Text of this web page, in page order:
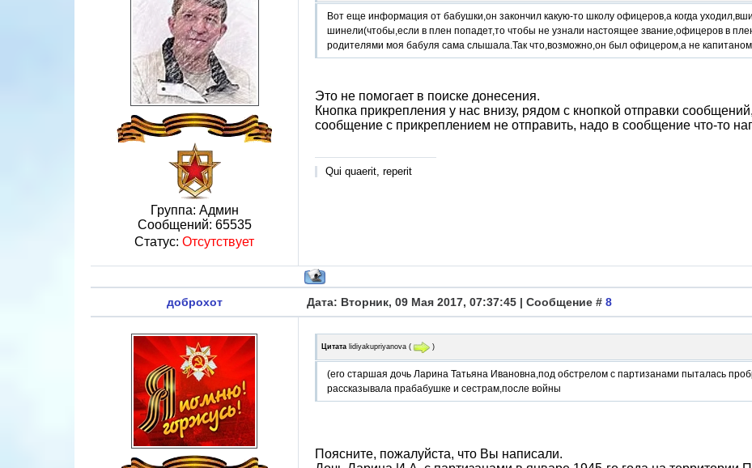
Группа: Админ
Сообщений: 65535
Статус: Отсутствует
Вот еще информация от бабушки,он закончил какую-то школу офицеров,а когда
шинели(чтобы,если в плен попадет,то чтобы не узнали настоящее звание,офицеров в
родителями моя бабуля сама слышала.Так что,возможно,он был офицером,а не капитаном.
Это не помогает в поиске донесения.
Кнопка прикрепления у нас внизу, рядом с кнопкой отправки
сообщение с прикреплением не отправить, надо в сообщение что-то
Qui quaerit, reperit
доброхот Дата: Вторник, 09 Мая 2017, 07:37:45 | Сообщение # 8
Цитата lidiyakupriyanova ( )
(его старшая дочь Ларина Татьяна Ивановна,под обстрелом с партизанами пыталась
рассказывала прабабушке и сестрам,после войны
Поясните, пожалуйста, что Вы написали.